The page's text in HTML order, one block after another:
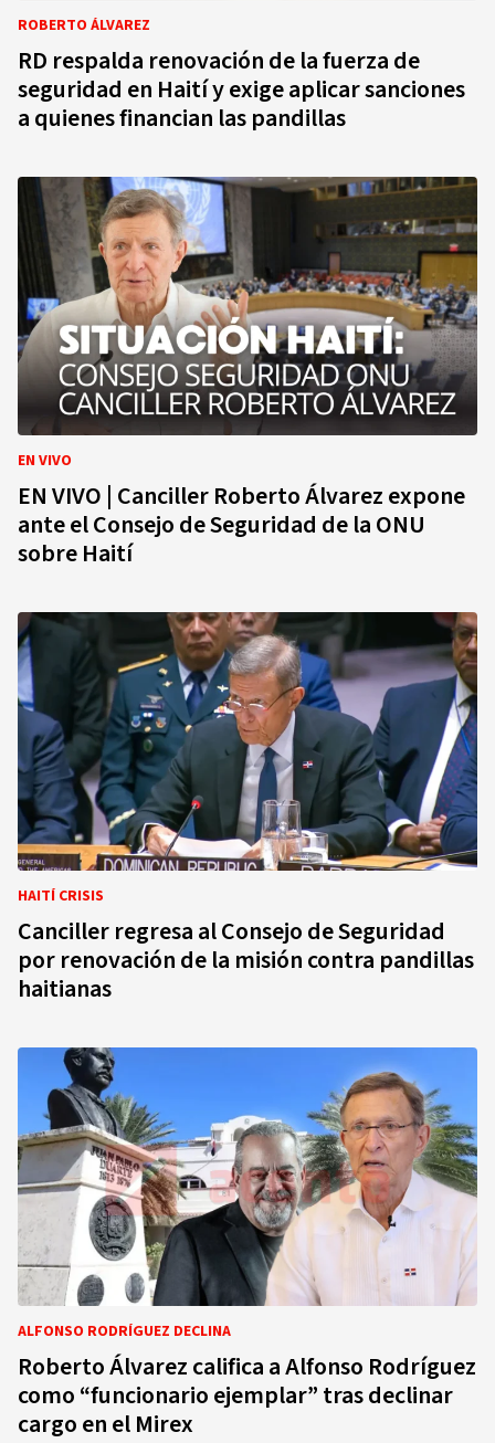
ROBERTO ÁLVAREZ
RD respalda renovación de la fuerza de
seguridad en Haití y exige aplicar sanciones
a quienes financian las pandillas
EN VIVO
EN VIVO | Canciller Roberto Álvarez expone
ante el Consejo de Seguridad de la ONU
sobre Haití
HAITÍ CRISIS
Canciller regresa al Consejo de Seguridad
por renovación de la misión contra pandillas
haitianas
ALFONSO RODRÍGUEZ DECLINA
Roberto Álvarez califica a Alfonso Rodríguez
como “funcionario ejemplar” tras declinar
cargo en el Mirex